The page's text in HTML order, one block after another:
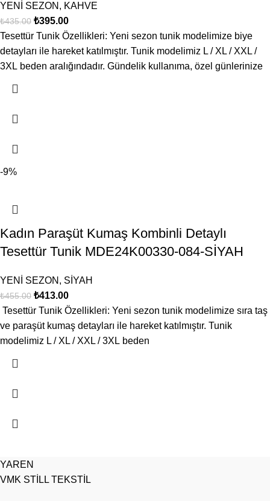
YENİ SEZON , KAHVE
₺435.00 ₺395.00
Tesettür Tunik Özellikleri: Yeni sezon tunik modelimize biye
detayları ile hareket katılmıştır. Tunik modelimiz L / XL / XXL /
3XL beden aralığındadır. Gündelik kullanıma, özel günlerinize
-9%
Kadın Paraşüt Kumaş Kombinli Detaylı
Tesettür Tunik MDE24K00330-084-SİYAH
YENİ SEZON , SİYAH
₺455.00 ₺413.00
Tesettür Tunik Özellikleri: Yeni sezon tunik modelimize sıra taş
ve paraşüt kumaş detayları ile hareket katılmıştır. Tunik
modelimiz L / XL / XXL / 3XL beden
YAREN
VMK STİLL TEKSTİL